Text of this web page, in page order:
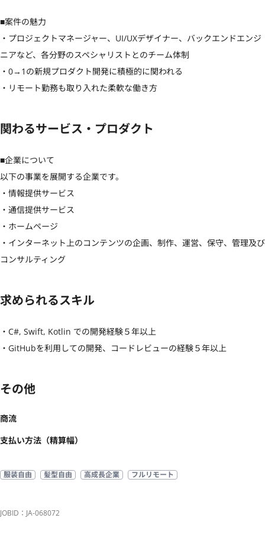
■案件の魅力
・プロジェクトマネージャー、UI/UXデザイナー、バックエンドエンジ
ニアなど、各分野のスペシャリストとのチーム体制
・0→1の新規プロダクト開発に積極的に関われる
・リモート勤務も取り入れた柔軟な働き方
関わるサービス・プロダクト
■企業について
以下の事業を展開する企業です。
・情報提供サービス
・通信提供サービス
・ホームページ
・インターネット上のコンテンツの企画、制作、運営、保守、管理及び
コンサルティング
求められるスキル
・C#, Swift, Kotlin での開発経験５年以上
・GitHubを利用しての開発、コードレビューの経験５年以上
その他
商流
支払い方法（精算幅）
服装自由 髪型自由 高成長企業 フルリモート
JOBID：JA-068072